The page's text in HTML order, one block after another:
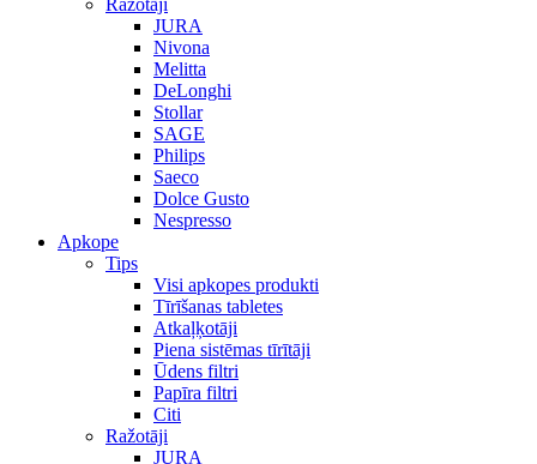
Ražotāji
JURA
Nivona
Melitta
DeLonghi
Stollar
SAGE
Philips
Saeco
Dolce Gusto
Nespresso
Apkope
Tips
Visi apkopes produkti
Tīrīšanas tabletes
Atkaļķotāji
Piena sistēmas tīrītāji
Ūdens filtri
Papīra filtri
Citi
Ražotāji
JURA